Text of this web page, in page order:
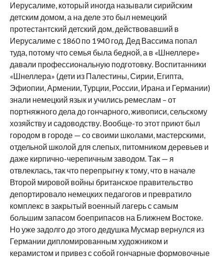
Иерусалиме, который иногда называли сирийским
детским домом, а на деле это был немецкий
протестантский детский дом, действовавший в
Иерусалиме с 1860 по 1940 год. Дед Вассима попал
туда, потому что семья была бедной, а в «Шнеллере»
давали профессиональную подготовку. Воспитанники
«Шнеллера» (дети из Палестины, Сирии, Египта,
Эфиопии, Армении, Турции, России, Ирана и Германии)
знали немецкий язык и учились ремеслам – от
портняжного дела до гончарного, живописи, сельскому
хозяйству и садоводству. Вообще-то этот приют был
городом в городе — со своими школами, мастерскими,
отдельной школой для слепых, питомником деревьев и
даже кирпично-черепичным заводом. Так — я
отвлеклась, так что перепрыгну к тому, что в начале
Второй мировой войны британское правительство
депортировало немецких педагогов и превратило
комплекс в закрытый военный лагерь с самым
большим запасом боеприпасов на Ближнем Востоке.
Но уже задолго до этого дедушка Мусмар вернулся из
Германии дипломированным художником и
керамистом и привез с собой гончарные формовочные